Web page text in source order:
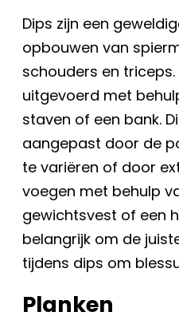
Dips zijn een
opbouwen van
schouders en
uitgevoerd met
staven of een bank.
aangepast door de
te variëren of door
voegen met behulp
gewichtsvest of een
belangrijk om de
tijdens dips om
Planken